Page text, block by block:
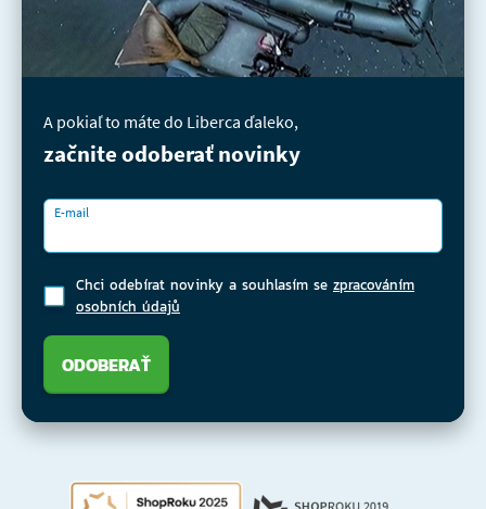
A pokiaľ to máte do Liberca ďaleko,
začnite odoberať novinky
E-mail
Chci odebírat novinky a souhlasím se zpracováním
osobních údajů
ODOBERAŤ